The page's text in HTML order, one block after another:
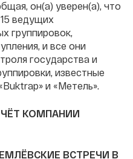
он(а) уверен(а), что
ведущих
группировок,
и все они
государства и
известные
и «Метель».
КОМПАНИИ
ВСТРЕЧИ В